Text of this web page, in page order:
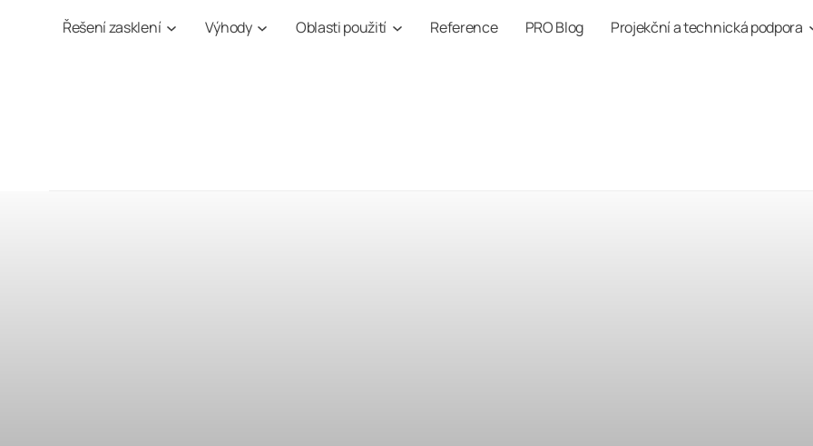
Řešení zasklení Výhody Oblasti použití Reference PRO Blog Projekční a technická podpora